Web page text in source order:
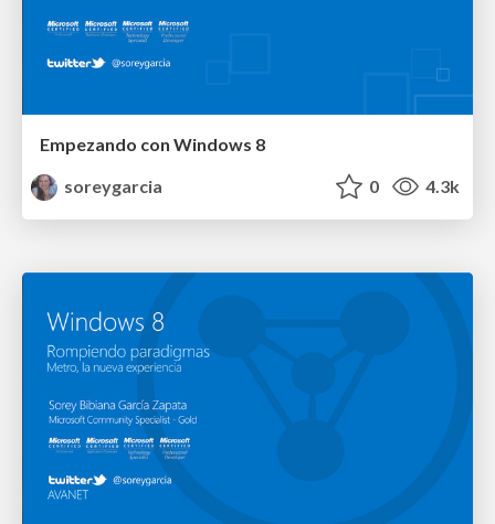
Empezando con Windows 8
soreygarcia
0 4.3k